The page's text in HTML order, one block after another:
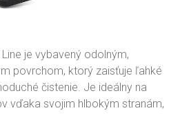
je vybavený odolným,
povrchom, ktorý zaisťuje ľahké
čistenie. Je ideálny na
vďaka svojim hlbokým stranám,